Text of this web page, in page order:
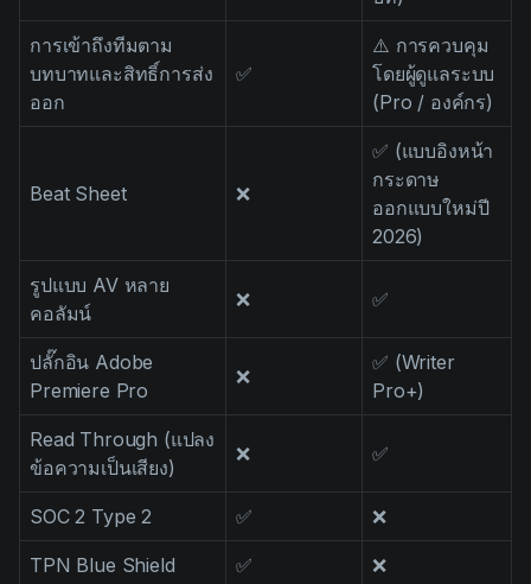
การเข้าถึงทีมตาม
บทบาทและสิทธิ์การส่ง
ออก
✅
⚠️ การควบคุม
โดยผู้ดูแลระบบ
(Pro / องค์กร)
Beat Sheet ❌
✅ (แบบอิงหน้า
กระดาษ
ออกแบบใหม่ปี
2026)
รูปแบบ AV หลาย
คอลัมน์
❌ ✅
ปลั๊กอิน Adobe
Premiere Pro
❌
✅ (Writer
Pro+)
Read Through (แปลง
ข้อความเป็นเสียง)
❌ ✅
SOC 2 Type 2 ✅ ❌
TPN Blue Shield ✅ ❌